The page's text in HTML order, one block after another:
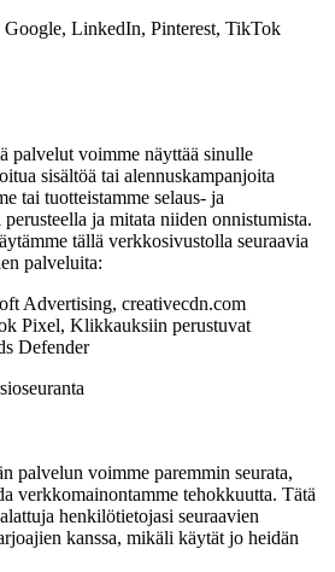
LinkedIn, Pinterest, TikTok
palvelut voimme näyttää sinulle
sisältöä tai alennuskampanjoita
tai tuotteistamme selaus- ja
ja mitata niiden onnistumista.
tällä verkkosivustolla seuraavia
palveluita:
Advertising, creativecdn.com
Pixel, Klikkauksiin perustuvat
Defender
palvelun voimme paremmin seurata,
verkkomainontamme tehokkuutta. Tätä
henkilötietojasi seuraavien
kanssa, mikäli käytät jo heidän